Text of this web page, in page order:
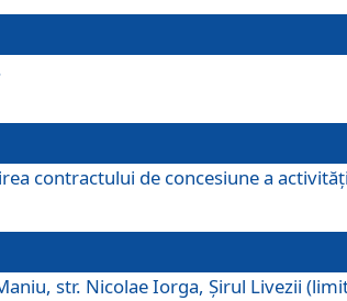
contractului de concesiune a
str. Nicolae Iorga, Şirul Livezii